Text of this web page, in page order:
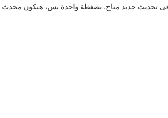
فى تحديث جديد متاح. بضغطة واحدة بس، هتكون